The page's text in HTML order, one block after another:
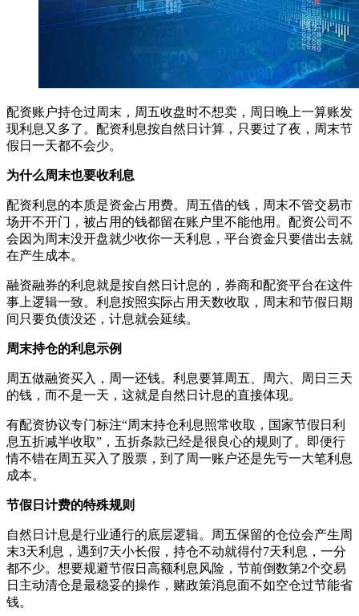
配资账户持仓过周末，周五收盘时不想卖，周日晚上一算账发
现利息又多了。配资利息按自然日计算，只要过了夜，周末节
假日一天都不会少。
为什么周末也要收利息
配资利息的本质是资金占用费。周五借的钱，周末不管交易市
场开不开门，被占用的钱都留在账户里不能他用。配资公司不
会因为周末没开盘就少收你一天利息，平台资金只要借出去就
在产生成本。
融资融券的利息就是按自然日计息的，券商和配资平台在这件
事上逻辑一致。利息按照实际占用天数收取，周末和节假日期
间只要负债没还，计息就会延续。
周末持仓的利息示例
周五做融资买入，周一还钱。利息要算周五、周六、周日三天
的钱，而不是一天，这就是自然日计息的直接体现。
有配资协议专门标注“周末持仓利息照常收取，国家节假日利
息五折减半收取”，五折条款已经是很良心的规则了。即便行
情不错在周五买入了股票，到了周一账户还是先亏一大笔利息
成本。
节假日计费的特殊规则
自然日计息是行业通行的底层逻辑。周五保留的仓位会产生周
末3天利息，遇到7天小长假，持仓不动就得付7天利息，一分
都不少。想要规避节假日高额利息风险，节前倒数第2个交易
日主动清仓是最稳妥的操作，赌政策消息面不如空仓过节能省
钱。